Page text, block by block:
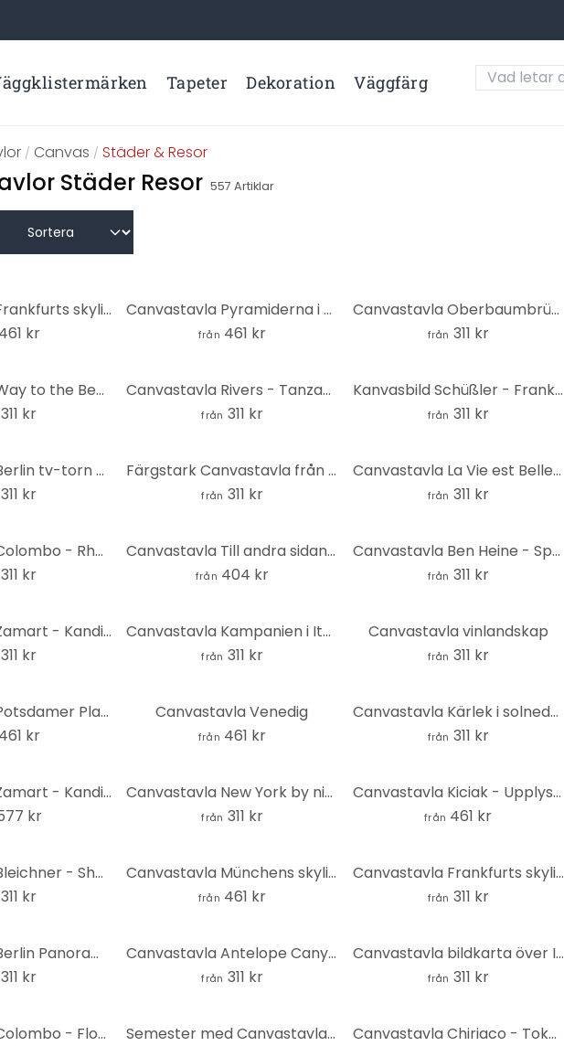
Tapeter Dekoration Väggfärg
/ Canvas / Städer & Resor
Städer Resor 557 Artiklar
Canvastavla Frankfurts skyline - Panorama
461 kr
Canvastavla Pyramiderna i Giza - Panorama
från 461 kr
Canvastavla Oberbaumbrücke Berlin
från 311 kr
Canvastavla Way to the Beach
311 kr
Canvastavla Rivers - Tanzania
från 311 kr
Kanvasbild Schüßler - Frankfurt am Main
från 311 kr
Canvastavla Berlin tv-torn panorama
311 kr
Färgstark Canvastavla från Venedig
från 311 kr
Canvastavla La Vie est Belle - gul
från 311 kr
Canvastavla Colombo - Rhen på hösten
311 kr
Canvastavla Till andra sidan - kvadrat
från 404 kr
Canvastavla Ben Heine - Spårvagn i Lissabon
från 311 kr
Canvastavla Zamart - Kandinsky möter Amsterdam
311 kr
Canvastavla Kampanien i Italien
från 311 kr
Canvastavla vinlandskap
från 311 kr
Canvastavla Potsdamer Platz - Panorama
461 kr
Canvastavla Venedig
från 461 kr
Canvastavla Kärlek i solnedgången
från 311 kr
Canvastavla Zamart - Kandinsky möter Berlin himmelsblå - Kvadrat
kr
Canvastavla New York by night
från 311 kr
Canvastavla Kiciak - Upplyst Louvren
från 461 kr
Canvastavla Bleichner - Shanghai
311 kr
Canvastavla Münchens skyline - Panorama
från 461 kr
Canvastavla Frankfurts skyline
från 311 kr
Canvastavla Berlin Panorama
311 kr
Canvastavla Antelope Canyon i Arizona
från 311 kr
Canvastavla bildkarta över Italien - Rivers
från 311 kr
Canvastavla Colombo - Flock av får i Nya Zeeland Semester med Canvastavlaer på Maldiverna Canvastavla Chiriaco - Tokyos färger